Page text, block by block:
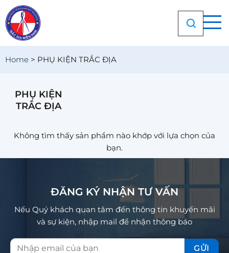
Chuyển
đến
nội
dung
Home > PHỤ KIỆN TRẮC ĐỊA
PHỤ KIỆN
TRẮC ĐỊA
Không tìm thấy sản phẩm nào khớp với lựa chọn của
bạn.
ĐĂNG KÝ NHẬN TƯ VẤN
Nếu Quý khách quan tâm đến thông tin khuyến mãi
và sự kiện, nhập mail để nhận thông báo